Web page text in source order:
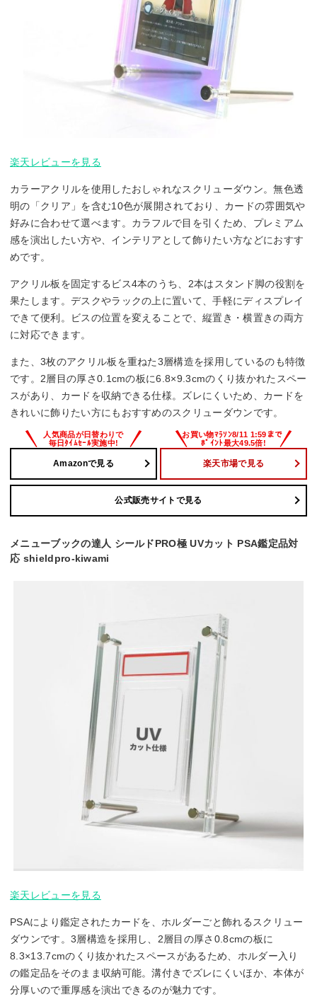
楽天レビューを見る
カラーアクリルを使用したおしゃれなスクリューダウン。無色透
明の「クリア」を含む10色が展開されており、カードの雰囲気や
好みに合わせて選べます。カラフルで目を引くため、プレミアム
感を演出したい方や、インテリアとして飾りたい方などにおすす
めです。
アクリル板を固定するビス4本のうち、2本はスタンド脚の役割を
果たします。デスクやラックの上に置いて、手軽にディスプレイ
できて便利。ビスの位置を変えることで、縦置き・横置きの両方
に対応できます。
また、3枚のアクリル板を重ねた3層構造を採用しているのも特徴
です。2層目の厚さ0.1cmの板に6.8×9.3cmのくり抜かれたスペー
スがあり、カードを収納できる仕様。ズレにくいため、カードを
きれいに飾りたい方にもおすすめのスクリューダウンです。
Amazonで見る 楽天市場で見る
公式販売サイトで見る
メニューブックの達人 シールドPRO極 UVカット PSA鑑定品対
応 shieldpro-kiwami
楽天レビューを見る
PSAにより鑑定されたカードを、ホルダーごと飾れるスクリュー
ダウンです。3層構造を採用し、2層目の厚さ0.8cmの板に
8.3×13.7cmのくり抜かれたスペースがあるため、ホルダー入り
の鑑定品をそのまま収納可能。溝付きでズレにくいほか、本体が
分厚いので重厚感を演出できるのが魅力です。